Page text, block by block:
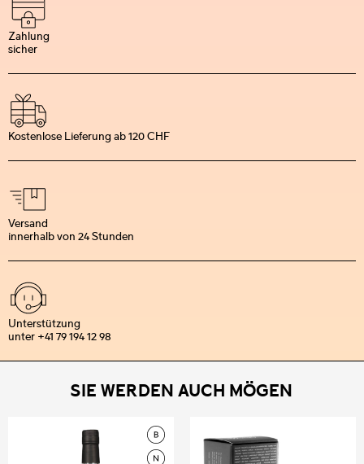
Zahlung
sicher
Kostenlose Lieferung ab 120 CHF
Versand
innerhalb von 24 Stunden
Unterstützung
unter +41 79 194 12 98
SIE WERDEN AUCH MÖGEN